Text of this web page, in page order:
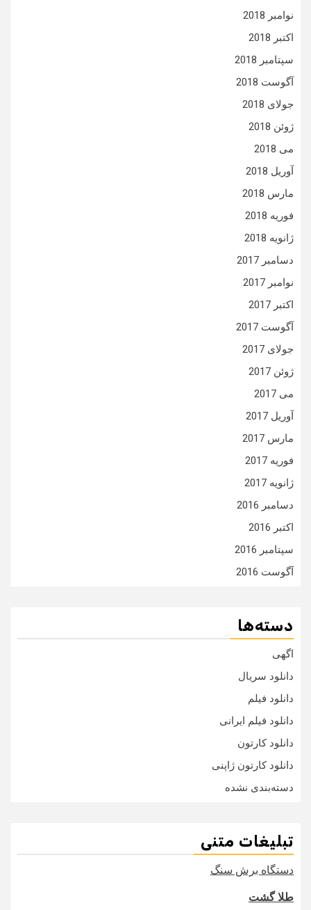
نوامبر 2018
اکتبر 2018
سپتامبر 2018
آگوست 2018
جولای 2018
ژوئن 2018
می 2018
آوریل 2018
مارس 2018
فوریه 2018
ژانویه 2018
دسامبر 2017
نوامبر 2017
اکتبر 2017
آگوست 2017
جولای 2017
ژوئن 2017
می 2017
آوریل 2017
مارس 2017
فوریه 2017
ژانویه 2017
دسامبر 2016
اکتبر 2016
سپتامبر 2016
آگوست 2016
دسته‌ها
اگهی
دانلود سریال
دانلود فیلم
دانلود فیلم ایرانی
دانلود کارتون
دانلود کارتون ژاپنی
دسته‌بندی نشده
تبلیغات متنی
دستگاه برش سنگ
طلا گشت